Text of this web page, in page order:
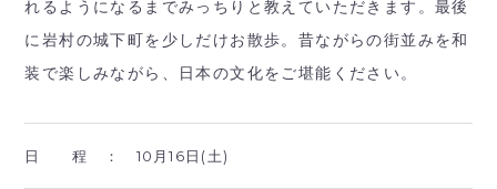
れるようになるまでみっちりと教えていただきます。最後
に岩村の城下町を少しだけお散歩。昔ながらの街並みを和
装で楽しみながら、日本の文化をご堪能ください。
日 程 ： 10月16日(土)